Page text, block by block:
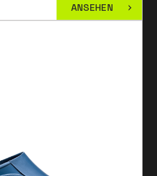
ANSEHEN